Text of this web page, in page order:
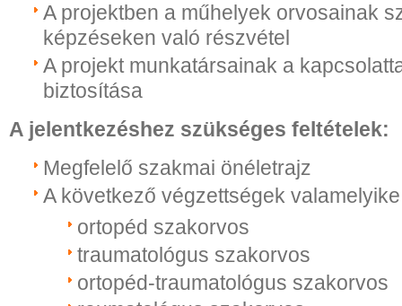
A projektben a műhelyek orvosainak
képzéseken való részvétel
A projekt munkatársainak a
biztosítása
A jelentkezéshez szükséges feltételek:
Megfelelő szakmai önéletrajz
A következő végzettségek
ortopéd szakorvos
traumatológus szakorvos
ortopéd-traumatológus szakorvos